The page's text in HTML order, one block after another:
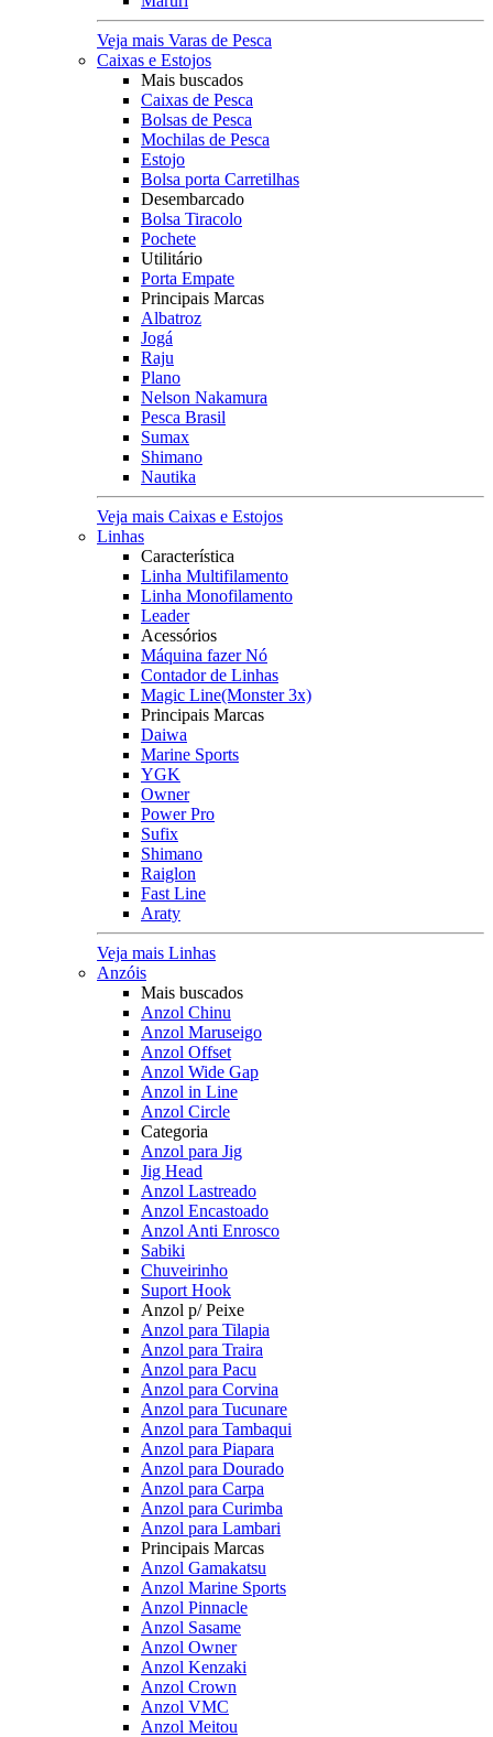
Veja mais Varas de Pesca
Caixas e Estojos
Mais buscados
Caixas de Pesca
Bolsas de Pesca
Mochilas de Pesca
Estojo
Bolsa porta Carretilhas
Desembarcado
Bolsa Tiracolo
Pochete
Utilitário
Porta Empate
Principais Marcas
Albatroz
Jogá
Raju
Plano
Nelson Nakamura
Pesca Brasil
Sumax
Shimano
Nautika
Veja mais Caixas e Estojos
Linhas
Característica
Linha Multifilamento
Linha Monofilamento
Leader
Acessórios
Máquina fazer Nó
Contador de Linhas
Magic Line(Monster 3x)
Principais Marcas
Daiwa
Marine Sports
YGK
Owner
Power Pro
Sufix
Shimano
Raiglon
Fast Line
Araty
Veja mais Linhas
Anzóis
Mais buscados
Anzol Chinu
Anzol Maruseigo
Anzol Offset
Anzol Wide Gap
Anzol in Line
Anzol Circle
Categoria
Anzol para Jig
Jig Head
Anzol Lastreado
Anzol Encastoado
Anzol Anti Enrosco
Sabiki
Chuveirinho
Suport Hook
Anzol p/ Peixe
Anzol para Tilapia
Anzol para Traira
Anzol para Pacu
Anzol para Corvina
Anzol para Tucunare
Anzol para Tambaqui
Anzol para Piapara
Anzol para Dourado
Anzol para Carpa
Anzol para Curimba
Anzol para Lambari
Principais Marcas
Anzol Gamakatsu
Anzol Marine Sports
Anzol Pinnacle
Anzol Sasame
Anzol Owner
Anzol Kenzaki
Anzol Crown
Anzol VMC
Anzol Meitou